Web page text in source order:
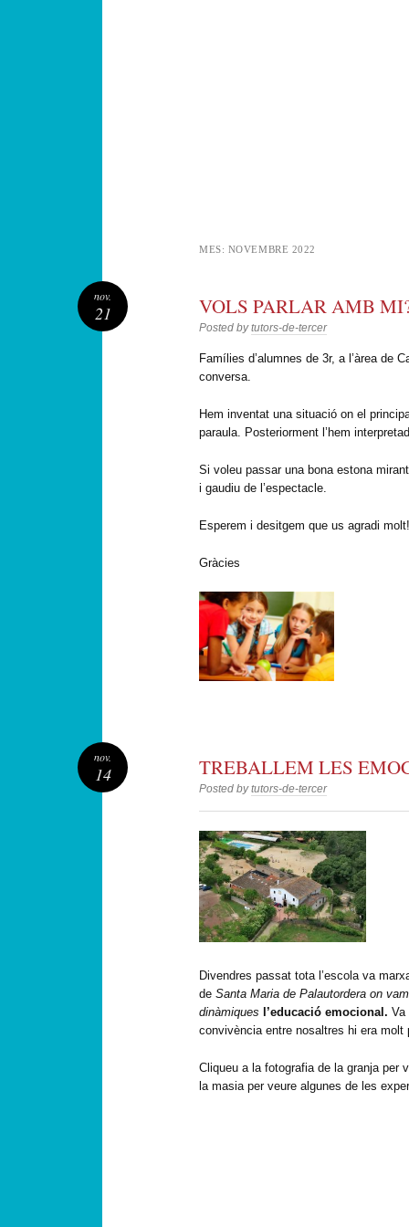
MES: NOVEMBRE 2022
VOLS PARLAR AMB
Posted bytutors-de-tercer
Famílies d’alumnes de 3r, a l’àrea de
conversa.
Hem inventat una situació on el
paraula. Posteriorment l’hem
Si voleu passar una bona estona
i gaudiu de l’espectacle.
Esperem i desitgem que us agradi
Gràcies
nov.
21
TREBALLEM LES
Posted bytutors-de-tercer
Divendres passat tota l’escola va
de Santa Maria de Palautordera on
dinàmiques l’educació emocional. Va
convivència entre nosaltres hi era molt
Cliqueu a la fotografia de la granja per
la masia per veure algunes de les
nov.
14